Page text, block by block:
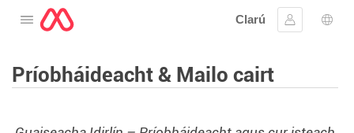
Oscail an roghchlár
Clarú
Sínigh
Príobháideacht & Mailo cairt